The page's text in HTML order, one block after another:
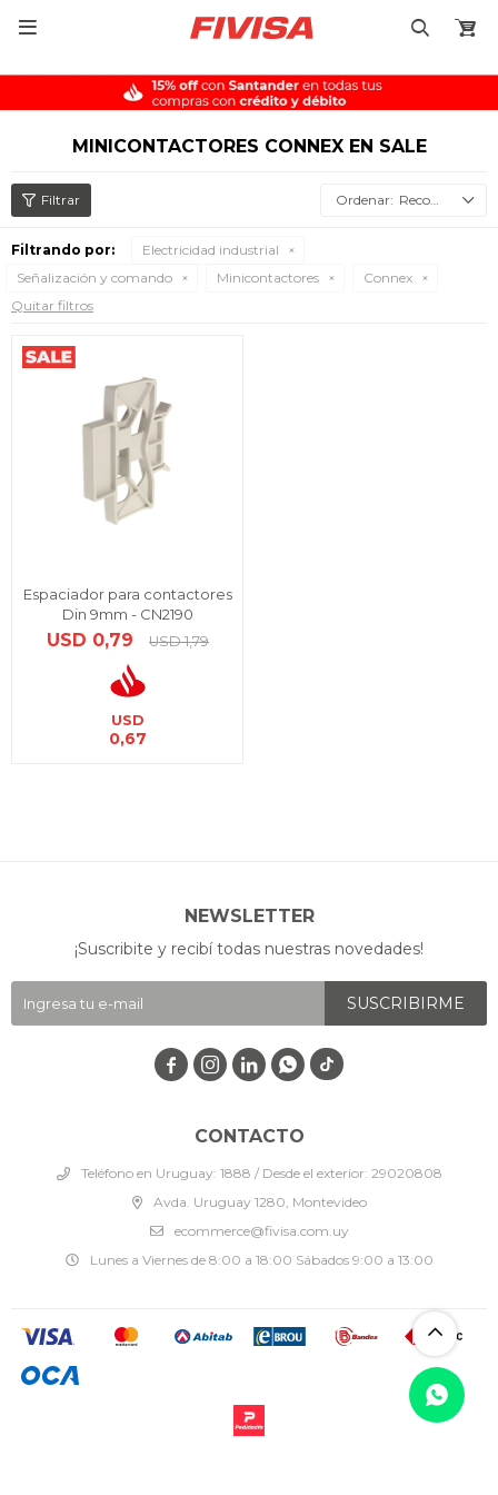

MINICONTACTORES CONNEX EN SALE
Recomendados
Filtrando por:
Electricidad industrial
Señalización y comando
Minicontactores
Connex
Quitar filtros
Espaciador para contactores
Din 9mm - CN2190
USD 0,79 USD 1,79
USD
0,67
CONTACTO
Teléfono en Uruguay: 1888 / Desde el exterior: 29020808
Avda. Uruguay 1280, Montevideo
ecommerce@fivisa.com.uy
Lunes a Viernes de 8:00 a 18:00 Sábados 9:00 a 13:00
NEWSLETTER
¡Suscribite y recibí todas nuestras novedades!
SUSCRIBIRME
   